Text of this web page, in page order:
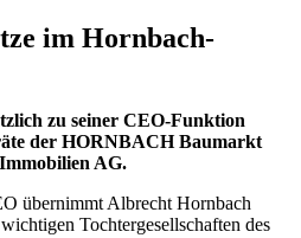
im Hornbach-
zu seiner CEO-Funktion
der HORNBACH Baumarkt
AG.
übernimmt Albrecht Hornbach
Tochtergesellschaften des